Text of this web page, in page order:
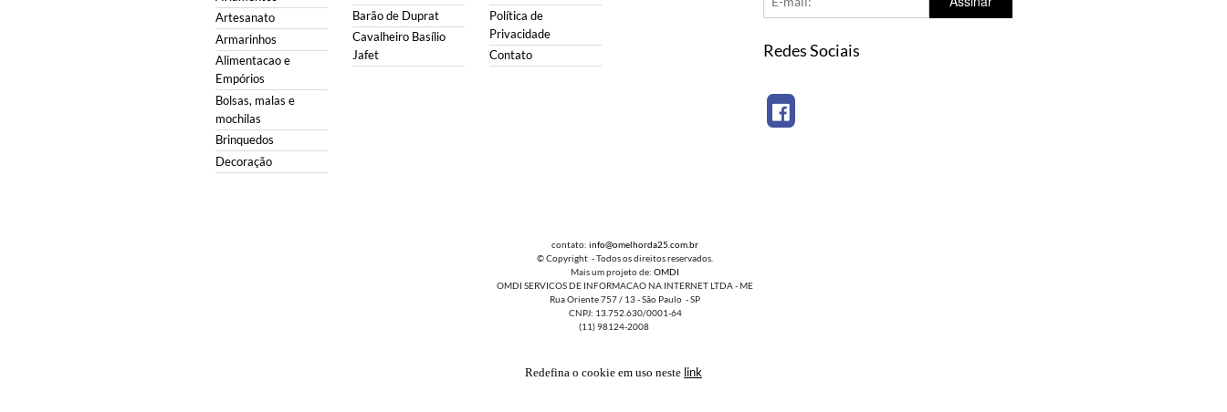
Artesanato
Armarinhos
Alimentacao e
Empórios
Bolsas, malas e
mochilas
Brinquedos
Decoração
Barão de Duprat
Cavalheiro Basílio
Jafet
Política de
Privacidade
Contato
Redes Sociais
contato: info@omelhorda25.com.br
© Copyright - Todos os direitos reservados.
Mais um projeto de: OMDI
OMDI SERVICOS DE INFORMACAO NA INTERNET LTDA - ME
Rua Oriente 757 / 13 - São Paulo - SP
CNPJ: 13.752.630/0001-64
(11) 98124-2008
Redefina o cookie em uso neste link